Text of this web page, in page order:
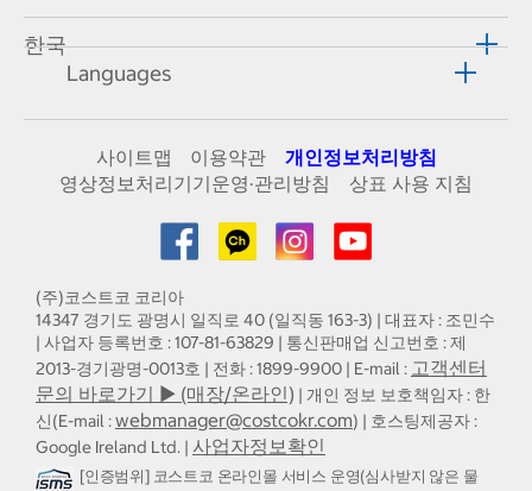
한국
Languages
사이트맵 이용약관
개인정보처리방침
영상정보처리기기운영·관리방침
상표 사용 지침
(주)코스트코 코리아
14347 경기도 광명시 일직로 40 (일직동 163-3) | 대표자 : 조민수
| 사업자 등록번호 : 107-81-63829 | 통신판매업 신고번호 : 제
2013-경기광명-0013호 | 전화 : 1899-9900 | E-mail : 고객센터
문의 바로가기 ▶ (매장/온라인) | 개인 정보 보호책임자 : 한
신(E-mail :webmanager@costcokr.com) | 호스팅제공자 :
Google Ireland Ltd. | 사업자정보확인
[인증범위] 코스트코 온라인몰 서비스 운영(심사받지 않은 물